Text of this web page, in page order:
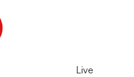
Live